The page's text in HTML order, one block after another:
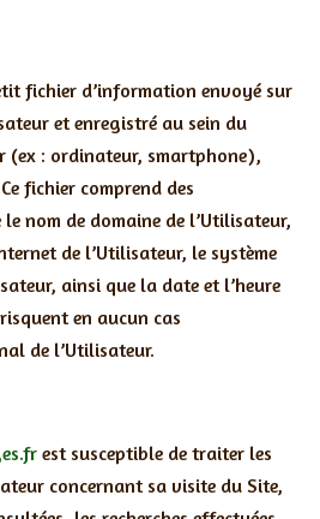
fichier d’information envoyé sur
et enregistré au sein du
(ex : ordinateur, smartphone),
fichier comprend des
nom de domaine de l’Utilisateur,
de l’Utilisateur, le système
ainsi que la date et l’heure
risquent en aucun cas
de l’Utilisateur.
est susceptible de traiter les
concernant sa visite du Site,